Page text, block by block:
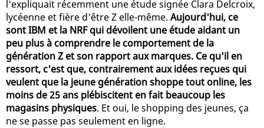
l'expliquait récemment une étude signée Clara Delcroix,
lycéenne et fière d'être Z elle-même. Aujourd'hui, ce
sont IBM et la NRF qui dévoilent une étude aidant un
peu plus à comprendre le comportement de la
génération Z et son rapport aux marques. Ce qu'il en
ressort, c'est que, contrairement aux idées reçues qui
veulent que la jeune génération shoppe tout online, les
moins de 25 ans plébiscitent en fait beaucoup les
magasins physiques. Et oui, le shopping des jeunes, ça
ne se passe pas seulement en ligne.